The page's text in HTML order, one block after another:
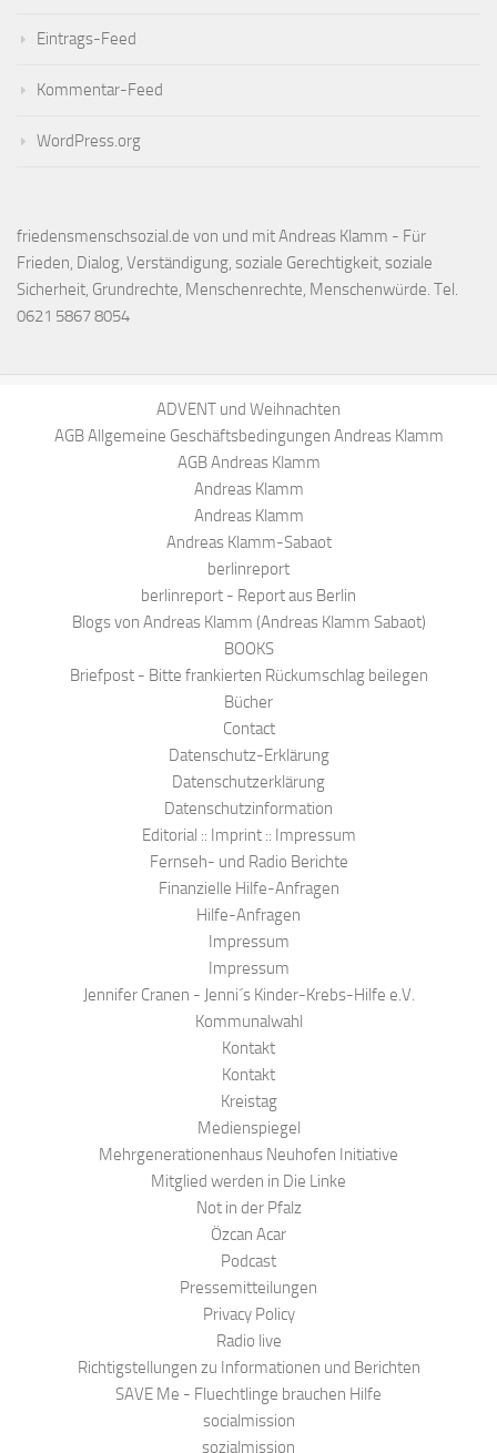
Eintrags-Feed
Kommentar-Feed
WordPress.org
friedensmenschsozial.de von und mit Andreas Klamm - Für
Frieden, Dialog, Verständigung, soziale Gerechtigkeit, soziale
Sicherheit, Grundrechte, Menschenrechte, Menschenwürde. Tel.
0621 5867 8054
ADVENT und Weihnachten
AGB Allgemeine Geschäftsbedingungen Andreas Klamm
AGB Andreas Klamm
Andreas Klamm
Andreas Klamm
Andreas Klamm-Sabaot
berlinreport
berlinreport - Report aus Berlin
Blogs von Andreas Klamm (Andreas Klamm Sabaot)
BOOKS
Briefpost - Bitte frankierten Rückumschlag beilegen
Bücher
Contact
Datenschutz-Erklärung
Datenschutzerklärung
Datenschutzinformation
Editorial :: Imprint :: Impressum
Fernseh- und Radio Berichte
Finanzielle Hilfe-Anfragen
Hilfe-Anfragen
Impressum
Impressum
Jennifer Cranen - Jenni´s Kinder-Krebs-Hilfe e.V.
Kommunalwahl
Kontakt
Kontakt
Kreistag
Medienspiegel
Mehrgenerationenhaus Neuhofen Initiative
Mitglied werden in Die Linke
Not in der Pfalz
Özcan Acar
Podcast
Pressemitteilungen
Privacy Policy
Radio live
Richtigstellungen zu Informationen und Berichten
SAVE Me - Fluechtlinge brauchen Hilfe
socialmission
sozialmission